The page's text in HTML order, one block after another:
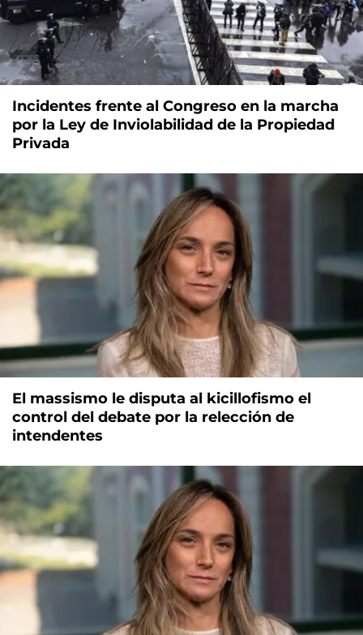
Incidentes frente al Congreso en la marcha
por la Ley de Inviolabilidad de la Propiedad
Privada
El massismo le disputa al kicillofismo el
control del debate por la relección de
intendentes